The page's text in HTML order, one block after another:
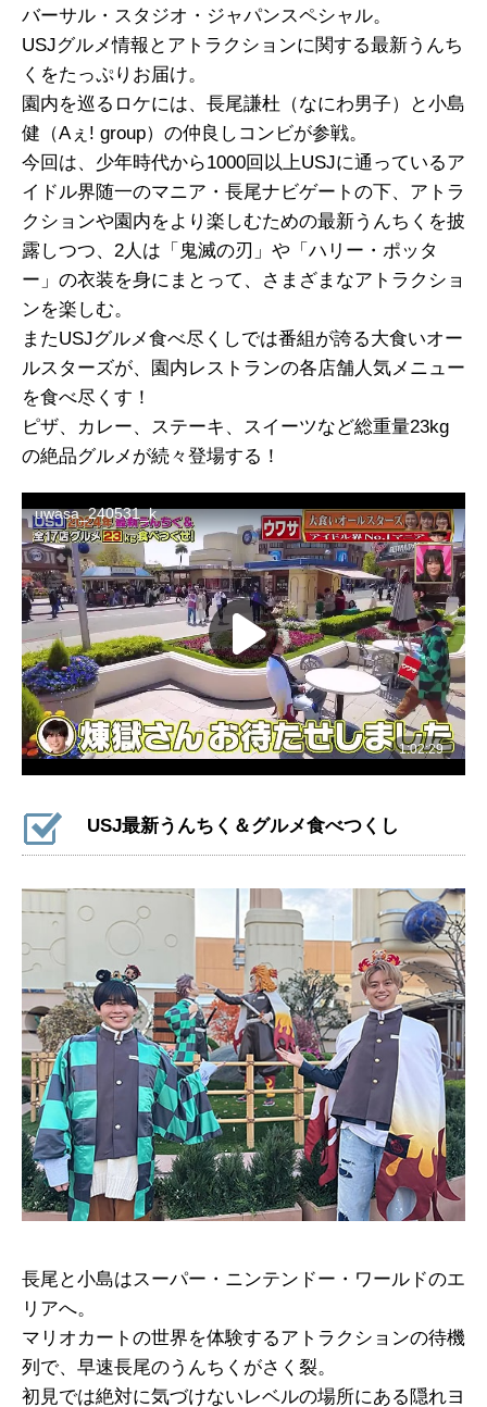
バーサル・スタジオ・ジャパンスペシャル。
USJグルメ情報とアトラクションに関する最新うんち
くをたっぷりお届け。
園内を巡るロケには、長尾謙杜（なにわ男子）と小島
健（Aぇ! group）の仲良しコンビが参戦。
今回は、少年時代から1000回以上USJに通っているア
イドル界随一のマニア・長尾ナビゲートの下、アトラ
クションや園内をより楽しむための最新うんちくを披
露しつつ、2人は「鬼滅の刃」や「ハリー・ポッタ
ー」の衣装を身にまとって、さまざまなアトラクショ
ンを楽しむ。
またUSJグルメ食べ尽くしでは番組が誇る大食いオー
ルスターズが、園内レストランの各店舗人気メニュー
を食べ尽くす！
ピザ、カレー、ステーキ、スイーツなど総重量23kg
の絶品グルメが続々登場する！
USJ最新うんちく＆グルメ食べつくし
長尾と小島はスーパー・ニンテンドー・ワールドのエ
リアへ。
マリオカートの世界を体験するアトラクションの待機
列で、早速長尾のうんちくがさく裂。
初見では絶対に気づけないレベルの場所にある隠れヨ